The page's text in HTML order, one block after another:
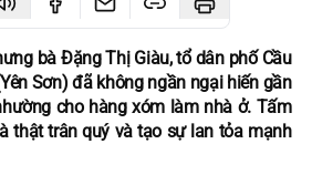
bà Đặng Thị Giàu, tổ dân phố Cầu
Sơn) đã không ngần ngại hiến gần
cho hàng xóm làm nhà ở. Tấm
thật trân quý và tạo sự lan tỏa mạnh